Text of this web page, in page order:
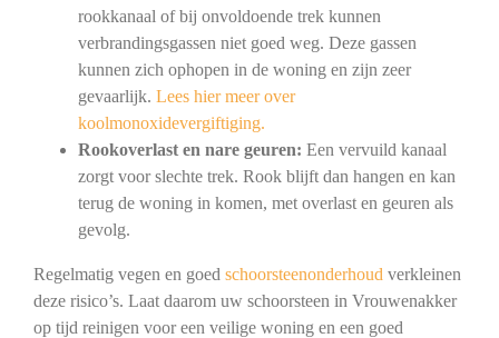
rookkanaal of bij onvoldoende trek kunnen
verbrandingsgassen niet goed weg. Deze gassen
kunnen zich ophopen in de woning en zijn zeer
gevaarlijk. Lees hier meer over
koolmonoxidevergiftiging.
Rookoverlast en nare geuren: Een vervuild kanaal
zorgt voor slechte trek. Rook blijft dan hangen en kan
terug de woning in komen, met overlast en geuren als
gevolg.
Regelmatig vegen en goed schoorsteenonderhoud verkleinen
deze risico’s. Laat daarom uw schoorsteen in Vrouwenakker
op tijd reinigen voor een veilige woning en een goed